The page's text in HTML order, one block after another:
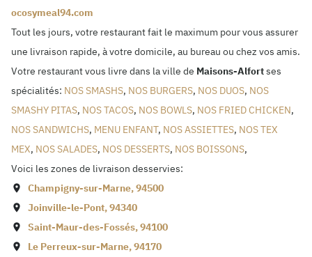
ocosymeal94.com
Tout les jours, votre restaurant fait le maximum pour vous assurer
une livraison rapide, à votre domicile, au bureau ou chez vos amis.
Votre restaurant vous livre dans la ville de Maisons-Alfortses
spécialités: NOS SMASHS, NOS BURGERS, NOS DUOS, NOS
SMASHY PITAS, NOS TACOS, NOS BOWLS, NOS FRIED CHICKEN,
NOS SANDWICHS, MENU ENFANT, NOS ASSIETTES, NOS TEX
MEX, NOS SALADES, NOS DESSERTS, NOS BOISSONS,
Voici les zones de livraison desservies:
Champigny-sur-Marne,94500
Joinville-le-Pont,94340
Saint-Maur-des-Fossés,94100
Le Perreux-sur-Marne,94170